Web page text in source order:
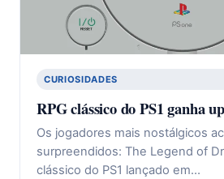
CURIOSIDADES
RPG clássico do PS1 ganha
Os jogadores mais nostálgicos
surpreendidos: The Legend of
clássico do PS1 lançado em…